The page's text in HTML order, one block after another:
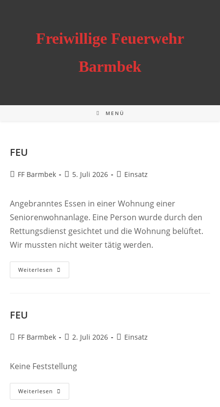
Freiwillige Feuerwehr
Barmbek
MENÜ
FEU
Beitrags-
FF Barmbek
Beitrag
5. Juli 2026
Beitrags-
Einsatz
Angebranntes Essen in einer Wohnung einer
Seniorenwohnanlage. Eine Person wurde durch den
Rettungsdienst gesichtet und die Wohnung belüftet.
Wir mussten nicht weiter tätig werden.
Weiterlesen
FEU
Beitrags-
FF Barmbek
Beitrag
2. Juli 2026
Beitrags-
Einsatz
Keine Feststellung
Weiterlesen